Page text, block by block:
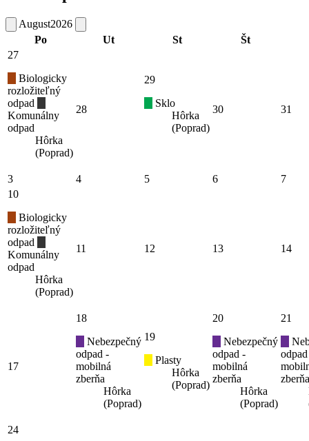
August2026
Po
Ut St Št
27
Biologicky
rozložiteľný
odpad
Komunálny
odpad
Hôrka
(Poprad)
28
29
Sklo
Hôrka
(Poprad)
30 31
3 4 5 6
7
10
Biologicky
rozložiteľný
odpad
Komunálny
odpad
Hôrka
(Poprad)
11 12 13 14
17
18
Nebezpečný
odpad -
mobilná
zberňa
Hôrka
(Poprad)
19
Plasty
Hôrka
(Poprad)
20
Nebezpečný
odpad -
mobilná
zberňa
Hôrka
(Poprad)
21
zberňa
24